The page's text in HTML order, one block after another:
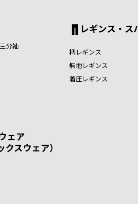
分袖
レギンス・ス
柄レギンス
無地レギンス
着圧レギンス
ェア
スウェア）